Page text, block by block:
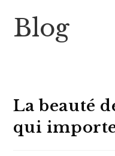
Blog
La beauté
qui